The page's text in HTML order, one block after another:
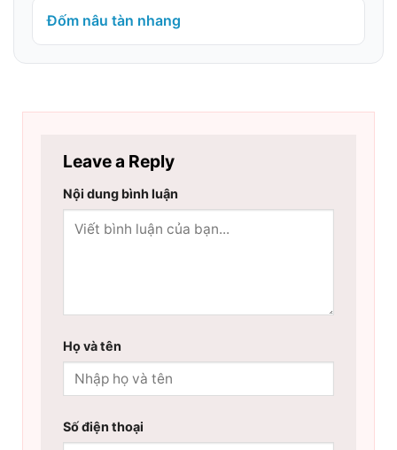
Đốm nâu tàn nhang
Leave a Reply
Nội dung bình luận
Họ và tên
Số điện thoại